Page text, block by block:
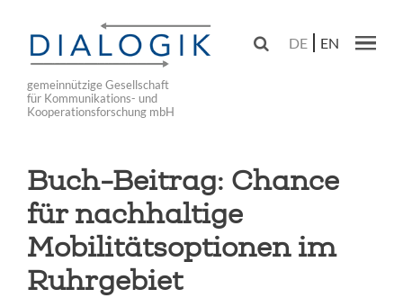
main
navigation
gemeinnützige Gesellschaft
für Kommunikations- und
Kooperationsforschung mbH
 DE EN
Buch-Beitrag: Chance
für nachhaltige
Mobilitätsoptionen im
Ruhrgebiet